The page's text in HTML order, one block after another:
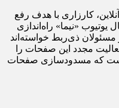
کارزاری با هدف رفع
«نیما» راه‌اندازی
مسئولان ذی‌ربط خواسته‌اند
مجدد این صفحات را
است که مسدودسازی صفحات